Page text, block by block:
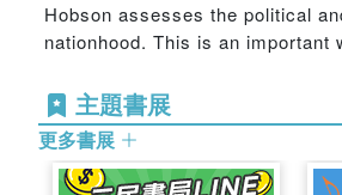
Hobson assesses the political
nationhood. This is an
主題書展
更多書展